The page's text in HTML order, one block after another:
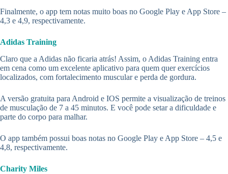
Finalmente, o app tem notas muito boas no Google Play e App Store –
4,3 e 4,9, respectivamente.
Adidas Training
Claro que a Adidas não ficaria atrás! Assim, o Adidas Training entra
em cena como um excelente aplicativo para quem quer exercícios
localizados, com fortalecimento muscular e perda de gordura.
A versão gratuita para Android e IOS permite a visualização de treinos
de musculação de 7 a 45 minutos. E você pode setar a dificuldade e
parte do corpo para malhar.
O app também possui boas notas no Google Play e App Store – 4,5 e
4,8, respectivamente.
Charity Miles